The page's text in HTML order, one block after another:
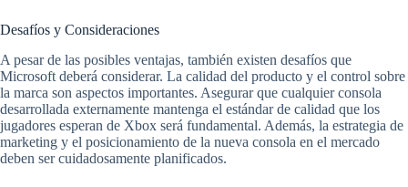
Desafíos y Consideraciones
A pesar de las posibles ventajas, también existen desafíos que
Microsoft deberá considerar. La calidad del producto y el control sobre
la marca son aspectos importantes. Asegurar que cualquier consola
desarrollada externamente mantenga el estándar de calidad que los
jugadores esperan de Xbox será fundamental. Además, la estrategia de
marketing y el posicionamiento de la nueva consola en el mercado
deben ser cuidadosamente planificados.